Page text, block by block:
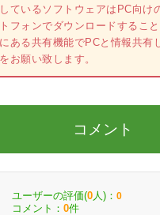
ているソフトウェアはPC向け
フォンでダウンロードすること
ある共有機能でPCと情報共有
お願い致します。
コメント
ユーザーの評価(0 人)： 0
コメント： 0件